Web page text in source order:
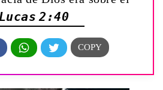
2:40